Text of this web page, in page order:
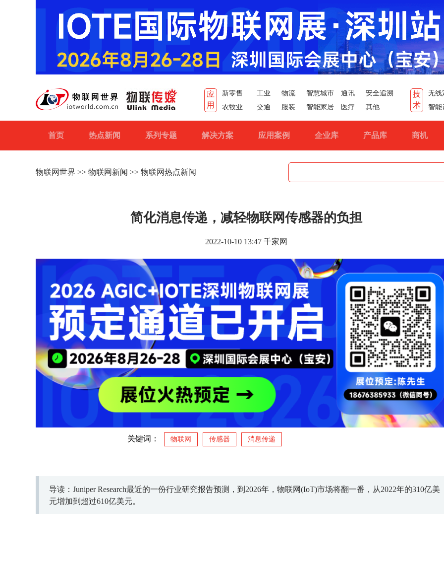
应
用
新零售 工业 物流 智慧城市 通讯
安全追溯
农牧业
交通 服装 智能家居 医疗 其他
技
术
无线
智能
首页 热点新闻 系列专题 解决方案 应用案例 企业库 产品库 商机
物联网世界 >> 物联网新闻 >> 物联网热点新闻
简化消息传递，减轻物联网传感器的负担
2022-10-10 13:47 千家网
关键词： 物联网 传感器 消息传递
导读：Juniper Research最近的一份行业研究报告预测，到2026年，物联网(IoT)市场将翻一番，从2022年的310亿美
元增加到超过610亿美元。